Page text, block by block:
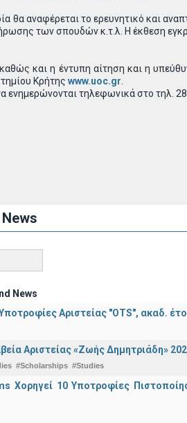
θα αναφέρεται το ερευνητικό και
των σπουδών κ.τ.λ. Η έκθεση
και η έντυπη αίτηση και η
Κρήτης www.uoc.gr
ενημερώνονται τηλεφωνικά στο τηλ.
News
Αριστείας "OTS", ακαδ.
Αριστείας «Ζωής Δημητριάδη»
#Scholarships #Studies
Χορηγεί 10 Υποτροφίες